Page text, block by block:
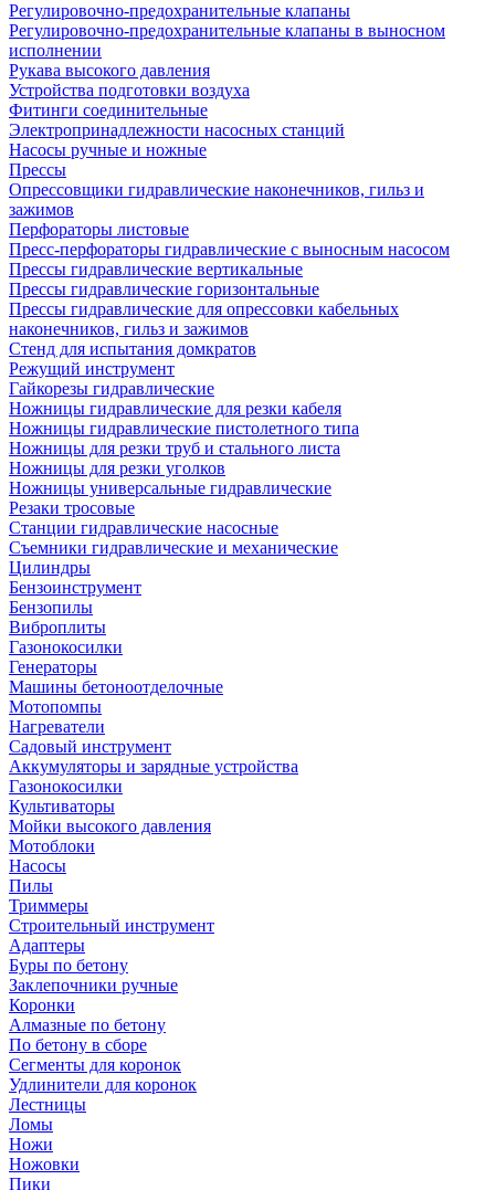
Регулировочно-предохранительные клапаны
Регулировочно-предохранительные клапаны в выносном
исполнении
Рукава высокого давления
Устройства подготовки воздуха
Фитинги соединительные
Электропринадлежности насосных станций
Насосы ручные и ножные
Прессы
Опрессовщики гидравлические наконечников, гильз и
зажимов
Перфораторы листовые
Пресс-перфораторы гидравлические с выносным насосом
Прессы гидравлические вертикальные
Прессы гидравлические горизонтальные
Прессы гидравлические для опрессовки кабельных
наконечников, гильз и зажимов
Стенд для испытания домкратов
Режущий инструмент
Гайкорезы гидравлические
Ножницы гидравлические для резки кабеля
Ножницы гидравлические пистолетного типа
Ножницы для резки труб и стального листа
Ножницы для резки уголков
Ножницы универсальные гидравлические
Резаки тросовые
Станции гидравлические насосные
Съемники гидравлические и механические
Цилиндры
Бензоинструмент
Бензопилы
Виброплиты
Газонокосилки
Генераторы
Машины бетоноотделочные
Мотопомпы
Нагреватели
Садовый инструмент
Аккумуляторы и зарядные устройства
Газонокосилки
Культиваторы
Мойки высокого давления
Мотоблоки
Насосы
Пилы
Триммеры
Строительный инструмент
Адаптеры
Буры по бетону
Заклепочники ручные
Коронки
Алмазные по бетону
По бетону в сборе
Сегменты для коронок
Удлинители для коронок
Лестницы
Ломы
Ножи
Ножовки
Пики